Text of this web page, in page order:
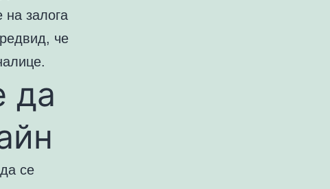
на залога
че
да
се